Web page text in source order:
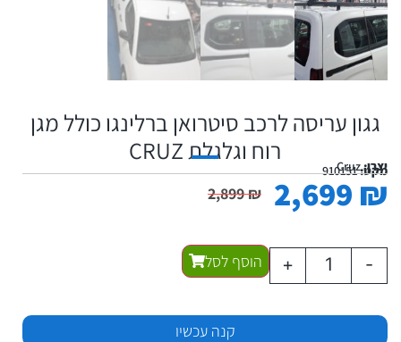
גגון עריסה לרכב סיטרואן ברלינגו כולל מגן
רוח וגלגלת CRUZ
יצרן:Cruzמקט:910151
2,899₪ 2,699 ₪
-
+ הוסף לסל
קנה עכשיו